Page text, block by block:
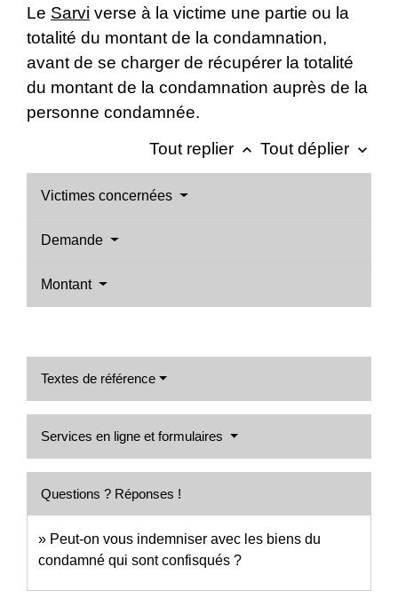
Le Sarvi verse à la victime une partie ou la
totalité du montant de la condamnation,
avant de se charger de récupérer la totalité
du montant de la condamnation auprès de la
personne condamnée.
Tout replier keyboard_arrow_up Tout déplier keyboard_arrow_down
Victimes concernées
Demande
Montant
Textes de référence
Services en ligne et formulaires
Questions ? Réponses !
Peut-on vous indemniser avec les biens du
condamné qui sont confisqués ?